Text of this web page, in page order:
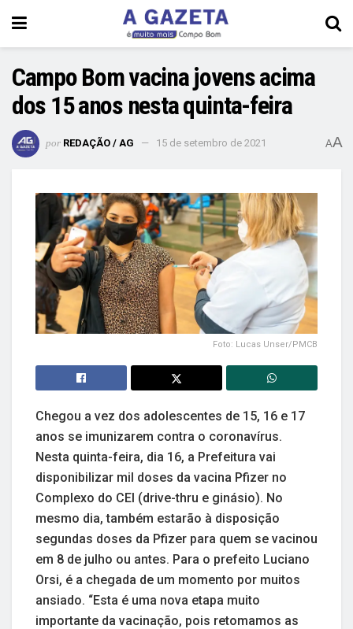
Campo Bom vacina jovens acima
dos 15 anos nesta quinta-feira
por REDAÇÃO / AG 15 de setembro de 2021 AA
Foto: Lucas Unser/PMCB
Chegou a vez dos adolescentes de 15, 16 e 17
anos se imunizarem contra o coronavírus.
Nesta quinta-feira, dia 16, a Prefeitura vai
disponibilizar mil doses da vacina Pfizer no
Complexo do CEI (drive-thru e ginásio). No
mesmo dia, também estarão à disposição
segundas doses da Pfizer para quem se vacinou
em 8 de julho ou antes. Para o prefeito Luciano
Orsi, é a chegada de um momento por muitos
ansiado. “Esta é uma nova etapa muito
importante da vacinação, pois retomamos as